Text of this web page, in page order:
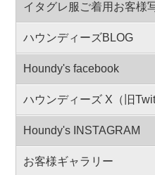
イタグレ服ご着用お客様
ハウンディーズBLOG
Houndy's facebook
ハウンディーズ X（旧
Houndy's INSTAGRAM
お客様ギャラリー